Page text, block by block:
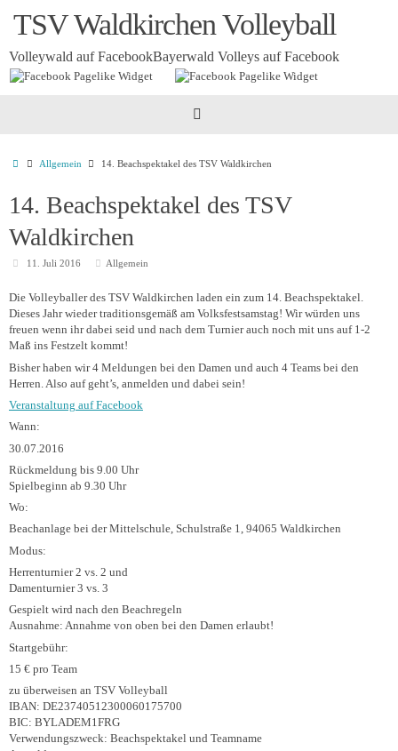
InhaltTSV Waldkirchen Volleyball
Volleywald auf FacebookBayerwald Volleys auf Facebook
Startseite
Allgemein 14. Beachspektakel des TSV Waldkirchen
14. Beachspektakel des TSV
Waldkirchen
11. Juli 2016 Allgemein
Die Volleyballer des TSV Waldkirchen laden ein zum 14. Beachspektakel.
Dieses Jahr wieder traditionsgemäß am Volksfestsamstag! Wir würden uns
freuen wenn ihr dabei seid und nach dem Turnier auch noch mit uns auf 1-2
Maß ins Festzelt kommt!
Bisher haben wir 4 Meldungen bei den Damen und auch 4 Teams bei den
Herren. Also auf geht’s, anmelden und dabei sein!
Veranstaltung auf Facebook
Wann:
30.07.2016
Rückmeldung bis 9.00 Uhr
Spielbeginn ab 9.30 Uhr
Wo:
Beachanlage bei der Mittelschule, Schulstraße 1, 94065 Waldkirchen
Modus:
Herrenturnier 2 vs. 2 und
Damenturnier 3 vs. 3
Gespielt wird nach den Beachregeln
Ausnahme: Annahme von oben bei den Damen erlaubt!
Startgebühr:
15 € pro Team
zu überweisen an TSV Volleyball
IBAN: DE23740512300060175700
BIC: BYLADEM1FRG
Verwendungszweck: Beachspektakel und Teamname